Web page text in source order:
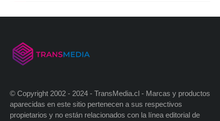
© Copyright 2002 - 2024 - TransMedia.cl - Marcas y productos
aparecidas en este sitio pertenecen a sus respectivos
propietarios y no están relacionados con la línea editorial de